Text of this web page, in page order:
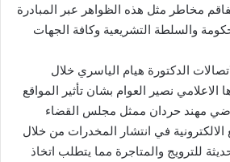
مخاطر مثل هذه الظواهر عبر المبادرة
والسلطة التشريعية وكافة الجهات
الدكتورة هيام الياسري خلال
الاعلامي نصير العوام بشان تأثير المواقع
مهند حردان ممثل مجلس القضاء
الالكترونية في انتشار المخدرات من خلال
للترويج والمتاجرة مما يتطلب اتخاذ